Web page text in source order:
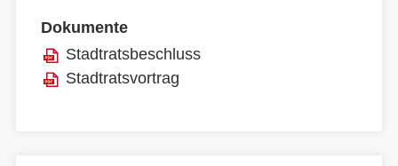
Dokumente
Stadtratsbeschluss
Stadtratsvortrag